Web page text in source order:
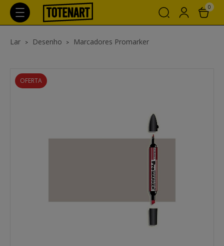
0
Lar Desenho Marcadores Promarker
OFERTA